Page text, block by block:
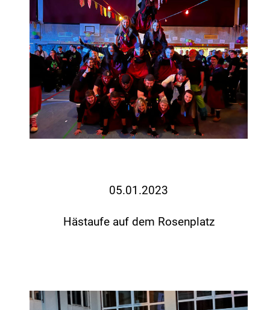
05.01.2023
Hästaufe auf dem Rosenplatz